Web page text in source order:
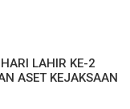
LAHIR KE-2
ASET KEJAKSAAN